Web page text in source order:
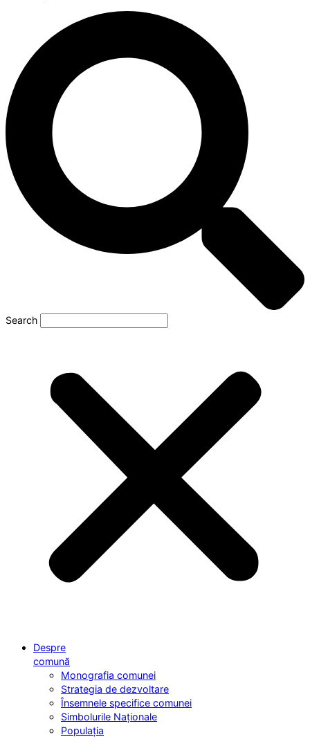
Search
Despre
comună
Monografia comunei
Strategia de dezvoltare
Însemnele specifice comunei
Simbolurile Naționale
Populația